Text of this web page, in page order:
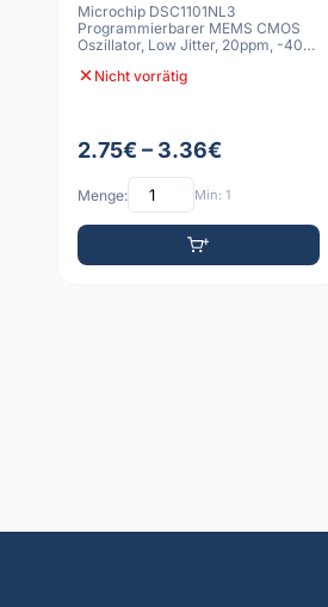
Microchip DSC1101NL3
Programmierbarer MEMS CMOS
Oszillator, Low Jitter, 20ppm, -40C
Nicht vorrätig
2.75€ – 3.36€
Menge: Min: 1